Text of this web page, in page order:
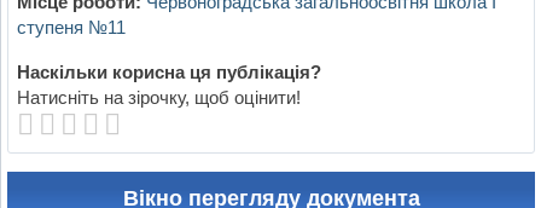
ступеня №11
Наскільки корисна ця публікація?
Натисніть на зірочку, щоб оцінити!
Вікно перегляду документа